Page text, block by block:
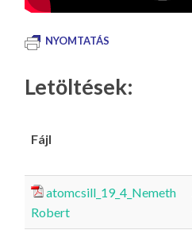
NYOMTATÁS
Letöltések:
Fájl
atomcsill_19_4_Nemeth
Robert